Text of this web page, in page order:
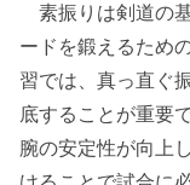
素振りは剣道の
ードを鍛えるため
習では、真っ直ぐ
底することが重要
腕の安定性が向上